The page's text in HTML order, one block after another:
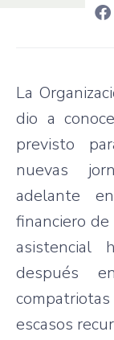
La
dio a
previsto
nuevas
adelante
financiero de
después
escasos